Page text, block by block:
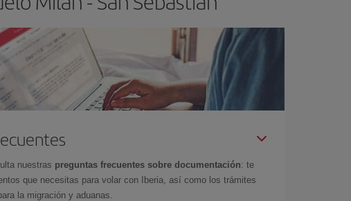
nuestras preguntas frecuentes sobre documentación: te
que necesitas para volar con Iberia, así como los trámites
la migración y aduanas.